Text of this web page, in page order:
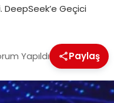
Geçici
Yapıldı Paylaş